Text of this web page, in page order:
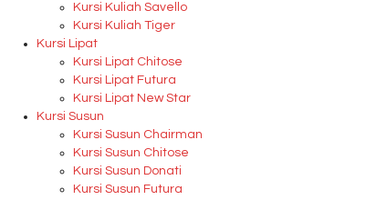
Kursi Kuliah Savello
Kursi Kuliah Tiger
Kursi Lipat
Kursi Lipat Chitose
Kursi Lipat Futura
Kursi Lipat New Star
Kursi Susun
Kursi Susun Chairman
Kursi Susun Chitose
Kursi Susun Donati
Kursi Susun Futura